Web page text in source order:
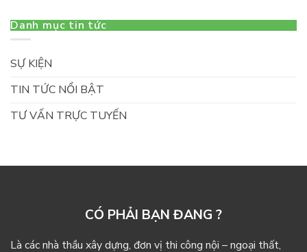
Danh mục tin tức
SỰ KIỆN
TIN TỨC NỔI BẬT
TƯ VẤN TRỰC TUYẾN
CÓ PHẢI BẠN ĐANG ?
Là các nhà thầu xây dựng, đơn vị thi công nội – ngoại thất,